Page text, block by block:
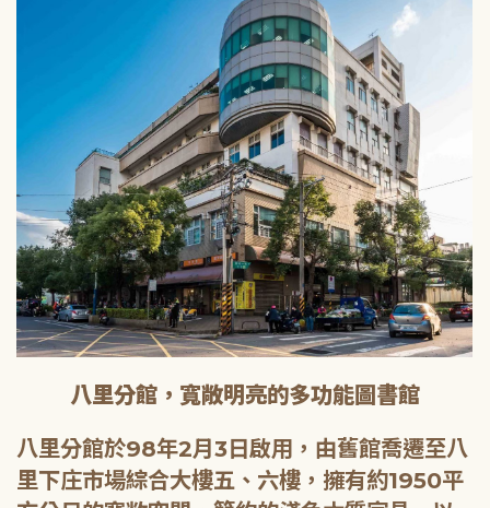
八里分館，寬敞明亮的多功能圖書館
八里分館於98年2月3日啟用，由舊館喬遷至八
里下庄市場綜合大樓五、六樓，擁有約1950平